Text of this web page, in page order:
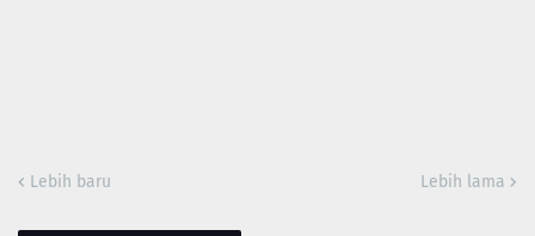
Lebih baru Lebih lama